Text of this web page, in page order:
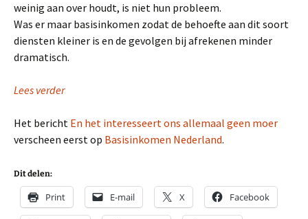
weinig aan over houdt, is niet hun probleem.
Was er maar basisinkomen zodat de behoefte aan dit soort
diensten kleiner is en de gevolgen bij afrekenen minder
dramatisch.
Lees verder
Het bericht En het interesseert ons allemaal geen moer
verscheen eerst op Basisinkomen Nederland.
Dit delen:
Print E-mail X Facebook